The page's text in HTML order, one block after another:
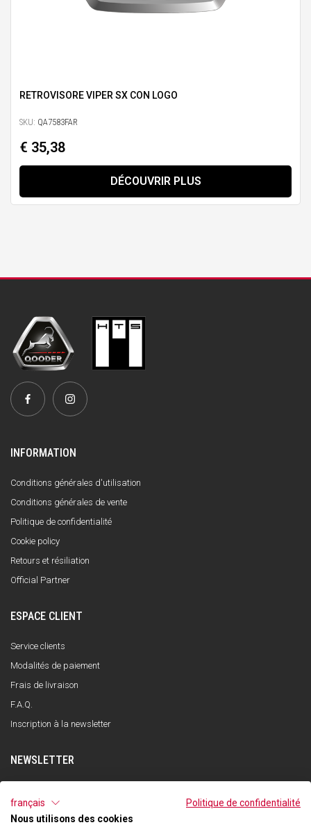
RETROVISORE VIPER SX CON LOGO
SKU: QA7583FAR
€ 35,38
DÉCOUVRIR PLUS
INFORMATION
Conditions générales d'utilisation
Conditions générales de vente
Politique de confidentialité
Cookie policy
Retours et résiliation
Official Partner
ESPACE CLIENT
Service clients
Modalités de paiement
Frais de livraison
F.A.Q.
Inscription à la newsletter
NEWSLETTER
S'INSCRIRE
J'ai lu et compris la politique de confidentialité et j'accepte le traitement de
français
Politique de confidentialité
Nous utilisons des cookies